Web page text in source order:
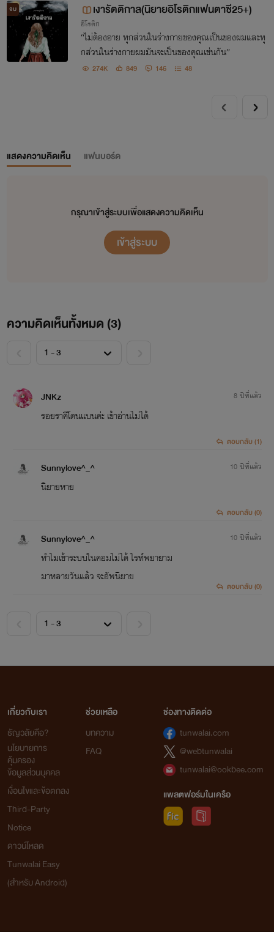
จบ เงารัตติกาล(นิยายอิโรติกแฟนตาซี25+)
อีโรติก
“ไม่ต้องอาย ทุกส่วนในร่างกายของคุณเป็นของผมและทุ
กส่วนในร่างกายผมมันจะเป็นของคุณเช่นกัน”
274K 849 146 48
แสดงความคิดเห็น แฟนบอร์ด
กรุณาเข้าสู่ระบบเพื่อแสดงความคิดเห็น
เข้าสู่ระบบ
ความคิดเห็นทั้งหมด (3)
JNKz
รอยราคีโดนแบนค่ะ เข้าอ่านไม่ได้
8 ปีที่แล้ว
ตอบกลับ (1)
Sunnylove^_^
นิยายหาย
10 ปีที่แล้ว
ตอบกลับ (0)
Sunnylove^_^
ทำไมเข้าระบบในคอมไม่ได้ ไรท์พยายาม
มาหลายวันแล้ว จะอัพนิยาย
10 ปีที่แล้ว
ตอบกลับ (0)
เกี่ยวกับเรา
ธัญวลัยคือ?
นโยบายการ
คุ้มครอง
ข้อมูลส่วนบุคคล
เงื่อนไขและข้อตกลง
Third-Party
Notice
ดาวน์โหลด
Tunwalai Easy
(สำหรับ Android)
ช่วยเหลือ
บทความ
FAQ
ช่องทางติดต่อ
tunwalai.com
@webtunwalai
tunwalai@ookbee.com
แพลตฟอร์มในเครือ